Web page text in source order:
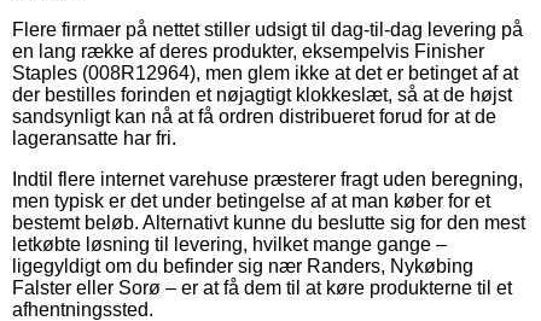
Flere firmaer på nettet stiller udsigt til dag-til-dag levering på
en lang række af deres produkter, eksempelvis Finisher
Staples (008R12964), men glem ikke at det er betinget af at
der bestilles forinden et nøjagtigt klokkeslæt, så at de højst
sandsynligt kan nå at få ordren distribueret forud for at de
lageransatte har fri.
Indtil flere internet varehuse præsterer fragt uden beregning,
men typisk er det under betingelse af at man køber for et
bestemt beløb. Alternativt kunne du beslutte sig for den mest
letkøbte løsning til levering, hvilket mange gange –
ligegyldigt om du befinder sig nær Randers, Nykøbing
Falster eller Sorø – er at få dem til at køre produkterne til et
afhentningssted.